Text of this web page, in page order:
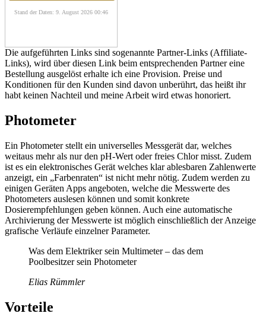
Stand der Daten: 9. August 2026 00:46
Die aufgeführten Links sind sogenannte Partner-Links (Affiliate-
Links), wird über diesen Link beim entsprechenden Partner eine
Bestellung ausgelöst erhalte ich eine Provision. Preise und
Konditionen für den Kunden sind davon unberührt, das heißt ihr
habt keinen Nachteil und meine Arbeit wird etwas honoriert.
Photometer
Ein Photometer stellt ein universelles Messgerät dar, welches
weitaus mehr als nur den pH-Wert oder freies Chlor misst. Zudem
ist es ein elektronisches Gerät welches klar ablesbaren Zahlenwerte
anzeigt, ein „Farbenraten“ ist nicht mehr nötig. Zudem werden zu
einigen Geräten Apps angeboten, welche die Messwerte des
Photometers auslesen können und somit konkrete
Dosierempfehlungen geben können. Auch eine automatische
Archivierung der Messwerte ist möglich einschließlich der Anzeige
grafische Verläufe einzelner Parameter.
Was dem Elektriker sein Multimeter – das dem
Poolbesitzer sein Photometer
Elias Rümmler
Vorteile